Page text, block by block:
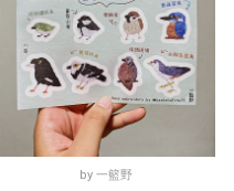
by一籃野